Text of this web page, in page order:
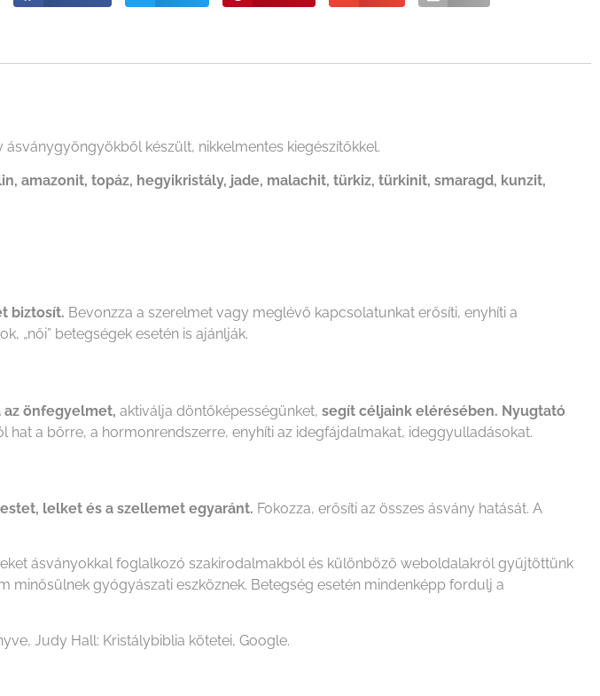
készült, nikkelmentes kiegészítőkkel.
amazonit, topáz, hegyikristály, jade, malachit, türkiz, türkinit, smaragd, kunzit,
biztosít. Bevonzza a szerelmet vagy meglévő kapcsolatunkat erősíti, enyhíti a
„női” betegségek esetén is ajánlják.
az önfegyelmet, aktiválja döntőképességünket, segít céljaink elérésében. Nyugtató
hat a bőrre, a hormonrendszerre, enyhíti az idegfájdalmakat, ideggyulladásokat.
lelket és a szellemet egyaránt. Fokozza, erősíti az összes ásvány hatását. A
ásványokkal foglalkozó szakirodalmakból és különböző weboldalakról gyűjtöttünk
minősülnek gyógyászati eszköznek. Betegség esetén mindenképp fordulj a
Judy Hall: Kristálybiblia kötetei, Google.